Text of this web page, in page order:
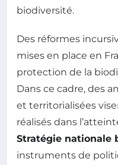
biodiversité.
Des réformes
mises en place en
protection de la
Dans ce cadre, des
et territorialisées
réalisés dans
Stratégie nationale
instruments de